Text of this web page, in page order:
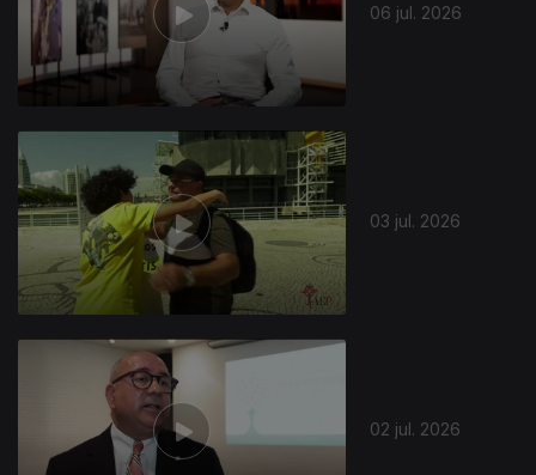
06 jul. 2026
03 jul. 2026
02 jul. 2026